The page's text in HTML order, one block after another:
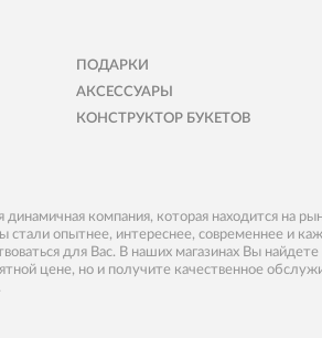
ПОДАРКИ
АКСЕССУАРЫ
КОНСТРУКТОР БУКЕТОВ
динамичная компания, которая находится на
стали опытнее, интереснее, современнее и
для Вас. В наших магазинах Вы
цене, но и получите качественное